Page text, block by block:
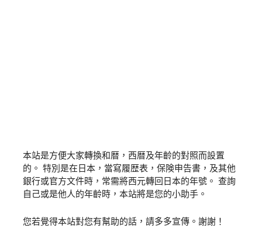
本站是方便大家轉換和暦，西暦及年齡的對照而設置
的。 特別是在日本，當寫履歴表，保険申告書，及其他
銀行或官方文件時，常需將西元轉回日本的年號。 查詢
自己或是他人的年齡時，本站將是您的小助手。
您若覺得本站對您有幫助的話，請多多宣傳。謝謝！